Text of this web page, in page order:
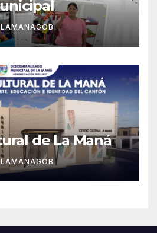
LAMANAGOB
de La Maná
LAMANAGOB